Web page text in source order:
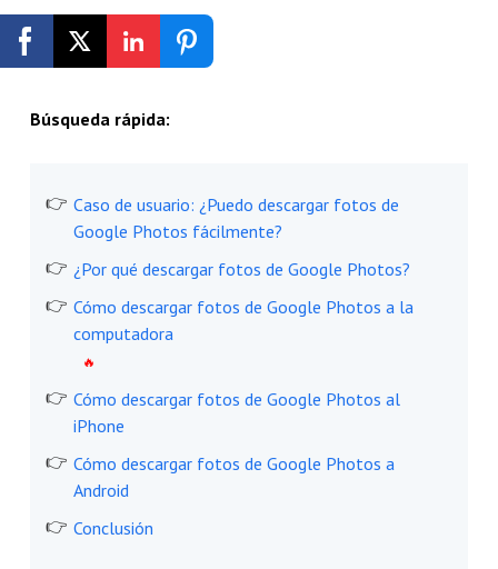
Empezar Gratis
Búsqueda rápida:
Caso de usuario: ¿Puedo descargar fotos de
Google Photos fácilmente?
¿Por qué descargar fotos de Google Photos?
Cómo descargar fotos de Google Photos a la
computadora
Cómo descargar fotos de Google Photos al
iPhone
Cómo descargar fotos de Google Photos a
Android
Conclusión